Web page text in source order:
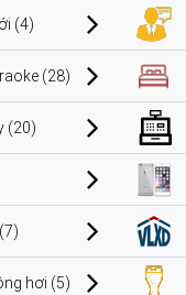
(4)
(28)
(20)
hơi (5)